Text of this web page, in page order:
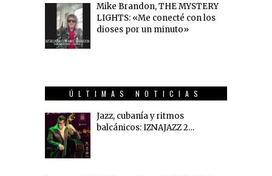
Mike Brandon, THE MYSTERY
LIGHTS: «Me conecté con los
dioses por un minuto»
ÚLTIMAS NOTICIAS
Jazz, cubanía y ritmos
balcánicos: IZNAJAZZ 2…